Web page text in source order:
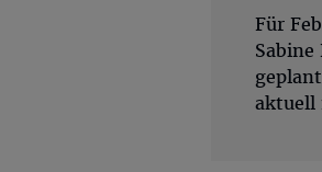
Für
aktuell